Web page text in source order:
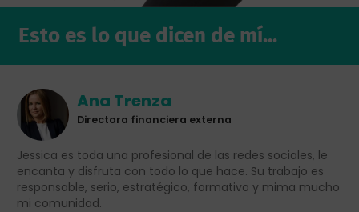
Esto es lo que dicen de mí...
Ana Trenza
Directora financiera externa
Jessica es toda una profesional de las redes sociales, le
encanta y disfruta con todo lo que hace. Su trabajo es
responsable, serio, estratégico, formativo y mima mucho
mi comunidad.